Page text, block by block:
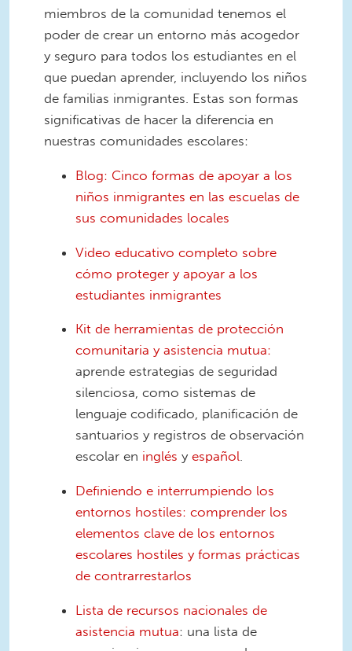
miembros de la comunidad tenemos el
poder de crear un entorno más acogedor
y seguro para todos los estudiantes en el
que puedan aprender, incluyendo los niños
de familias inmigrantes. Estas son formas
significativas de hacer la diferencia en
nuestras comunidades escolares:
Blog: Cinco formas de apoyar a los
niños inmigrantes en las escuelas de
sus comunidades locales
Video educativo completo sobre
cómo proteger y apoyar a los
estudiantes inmigrantes
Kit de herramientas de protección
comunitaria y asistencia mutua:
aprende estrategias de seguridad
silenciosa, como sistemas de
lenguaje codificado, planificación de
santuarios y registros de observación
escolar en inglés y español.
Definiendo e interrumpiendo los
entornos hostiles: comprender los
elementos clave de los entornos
escolares hostiles y formas prácticas
de contrarrestarlos
Lista de recursos nacionales de
asistencia mutua: una lista de